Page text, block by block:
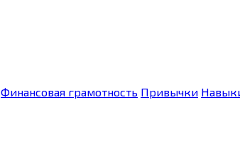
Финансовая грамотность Привычки